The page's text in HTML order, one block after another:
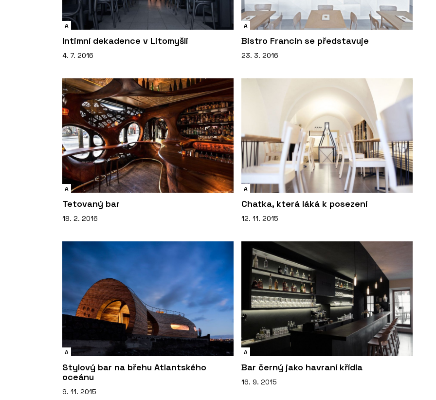
A
Intimní dekadence v Litomyšli
4. 7. 2016
A
Bistro Francin se představuje
23. 3. 2016
A
Tetovaný bar
18. 2. 2016
A
Chatka, která láká k posezení
12. 11. 2015
A
Stylový bar na břehu Atlantského
oceánu
9. 11. 2015
A
Bar černý jako havraní křídla
16. 9. 2015